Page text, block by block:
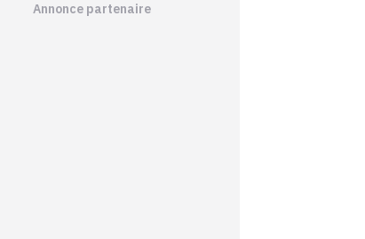
Annonce partenaire